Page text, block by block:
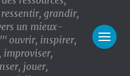
grandir,
un mieux-
ouvrir, inspirer,
improviser,
jouer,